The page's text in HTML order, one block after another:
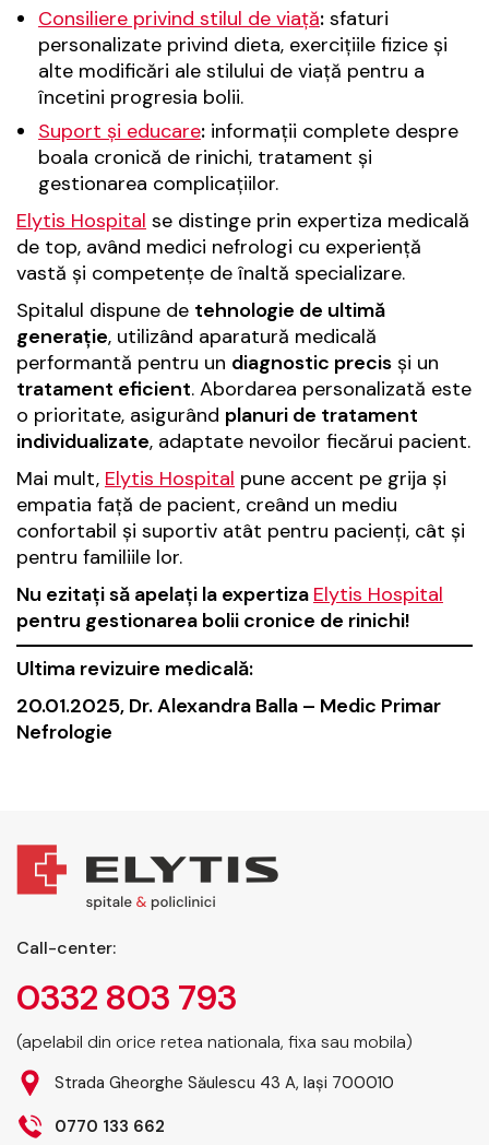
Consiliere privind stilul de viață: sfaturi
personalizate privind dieta, exercițiile fizice și
alte modificări ale stilului de viață pentru a
încetini progresia bolii.
Suport și educare: informații complete despre
boala cronică de rinichi, tratament și
gestionarea complicațiilor.
Elytis Hospital se distinge prin expertiza medicală
de top, având medici nefrologi cu experiență
vastă și competențe de înaltă specializare.
Spitalul dispune de tehnologie de ultimă
generație, utilizând aparatură medicală
performantă pentru un diagnostic precis și un
tratament eficient. Abordarea personalizată este
o prioritate, asigurând planuri de tratament
individualizate, adaptate nevoilor fiecărui pacient.
Mai mult, Elytis Hospital pune accent pe grija și
empatia față de pacient, creând un mediu
confortabil și suportiv atât pentru pacienți, cât și
pentru familiile lor.
Nu ezitați să apelați la expertiza Elytis Hospital
pentru gestionarea bolii cronice de rinichi!
Ultima revizuire medicală:
20.01.2025, Dr. Alexandra Balla – Medic Primar
Nefrologie
Call-center:
0332 803 793
(apelabil din orice retea nationala, fixa sau mobila)
Strada Gheorghe Săulescu 43 A, Iași 700010
0770 133 662